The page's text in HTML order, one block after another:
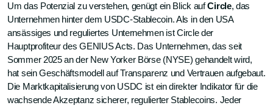
Um das Potenzial zu verstehen, genügt ein Blick aufCircle, das
Unternehmen hinter dem USDC-Stablecoin. Als in den USA
ansässiges und reguliertes Unternehmen ist Circle der
Hauptprofiteur des GENIUS Acts. Das Unternehmen, das seit
Sommer 2025 an der New Yorker Börse (NYSE) gehandelt wird,
hat sein Geschäftsmodell auf Transparenz und Vertrauen aufgebaut.
Die Marktkapitalisierung von USDC ist ein direkter Indikator für die
wachsende Akzeptanz sicherer, regulierter Stablecoins. Jeder